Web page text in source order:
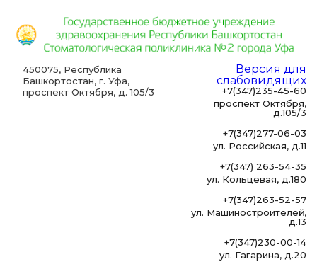
450075, Республика
Башкортостан, г. Уфа,
проспект Октября, д. 105/3
Версия для
слабовидящих
+7(347)235-45-60
проспект Октября,
д.105/3
+7(347)277-06-03
ул. Российская, д.11
+7(347) 263-54-35
ул. Кольцевая, д.180
+7(347)263-52-57
ул. Машиностроителей,
д.13
+7(347)230-00-14
ул. Гагарина, д.20